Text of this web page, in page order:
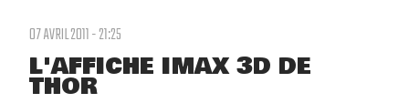
07 AVRIL 2011 - 21:25
L'AFFICHE IMAX 3D DE
THOR